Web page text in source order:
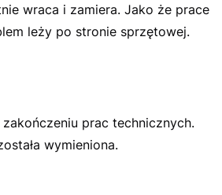
wraca i zamiera. Jako że prace
leży po stronie sprzętowej.
prac technicznych.
wymieniona.